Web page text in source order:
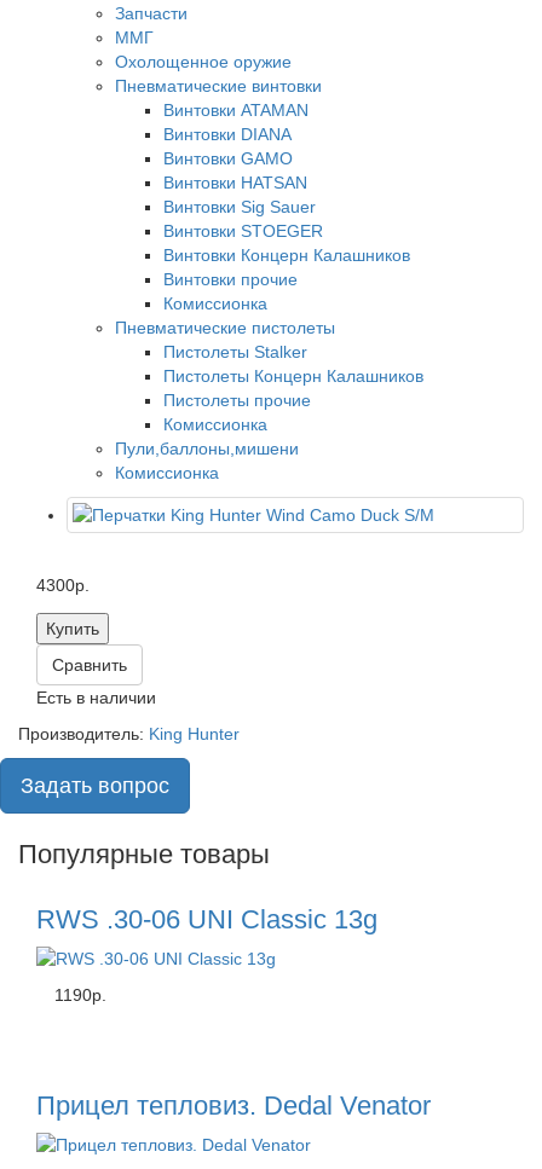
Запчасти
ММГ
Охолощенное оружие
Пневматические винтовки
Винтовки ATAMAN
Винтовки DIANA
Винтовки GAMO
Винтовки HATSAN
Винтовки Sig Sauer
Винтовки STOEGER
Винтовки Концерн Калашников
Винтовки прочие
Комиссионка
Пневматические пистолеты
Пистолеты Stalker
Пистолеты Концерн Калашников
Пистолеты прочие
Комиссионка
Пули,баллоны,мишени
Комиссионка
4300р.
Купить
Сравнить
Есть в наличии
Производитель: King Hunter
Задать вопрос
Популярные товары
RWS .30-06 UNI Classic 13g
1190р.
Прицел тепловиз. Dedal Venator